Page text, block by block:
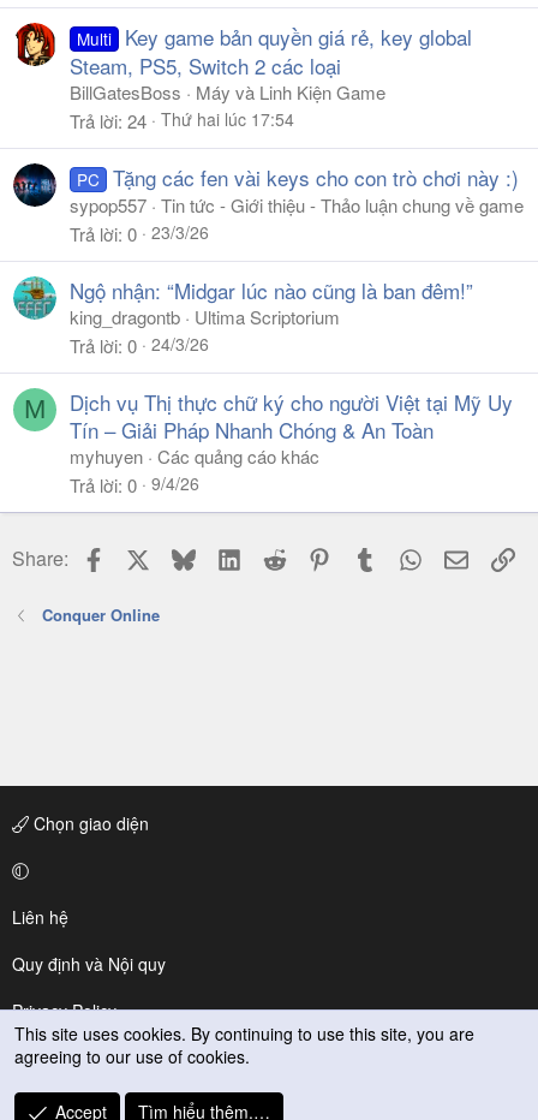
Multi
Key game bản quyền giá rẻ, key global
Steam, PS5, Switch 2 các loại
BillGatesBoss
Máy và Linh Kiện Game
Trả lời 24 Thứ hai lúc 17:54
PC Tặng các fen vài keys cho con trò chơi này :)
sypop557 Tin tức - Giới thiệu - Thảo luận chung về game
Trả lời 0 23/3/26
Ngộ nhận: “Midgar lúc nào cũng là ban đêm!”
king_dragontb
Ultima Scriptorium
Trả lời 0 24/3/26
M
Dịch vụ Thị thực chữ ký cho người Việt tại Mỹ Uy
Tín – Giải Pháp Nhanh Chóng & An Toàn
myhuyen Các quảng cáo khác
Trả lời 0 9/4/26
Share: Facebook BlueskyLinkedIn
Reddit PinterestTumblr WhatsApp
Email
Conquer Online
Chọn giao diện
Liên hệ
Quy định và Nội quy
Privacy Policy
Trợ giúp
R
This site uses cookies. By continuing to use this site, you are
agreeing to our use of cookies.
Accept Tìm hiểu thêm.…